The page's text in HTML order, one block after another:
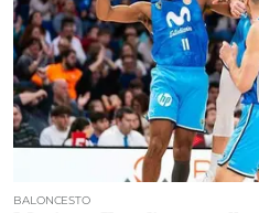
BALONCESTO